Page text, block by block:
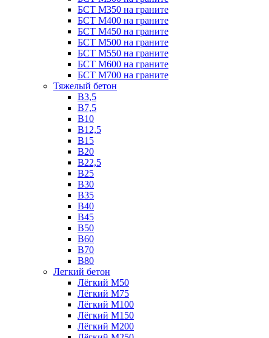
БСТ М350 на граните
БСТ М400 на граните
БСТ М450 на граните
БСТ М500 на граните
БСТ М550 на граните
БСТ М600 на граните
БСТ М700 на граните
Тяжелый бетон
В3,5
B7,5
В10
В12,5
B15
B20
В22,5
В25
B30
В35
B40
В45
B50
B60
B70
B80
Легкий бетон
Лёгкий М50
Лёгкий М75
Лёгкий М100
Лёгкий М150
Лёгкий М200